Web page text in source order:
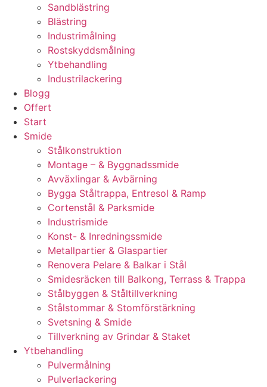
Sandblästring
Blästring
Industrimålning
Rostskyddsmålning
Ytbehandling
Industrilackering
Blogg
Offert
Start
Smide
Stålkonstruktion
Montage – & Byggnadssmide
Avväxlingar & Avbärning
Bygga Ståltrappa, Entresol & Ramp
Cortenstål & Parksmide
Industrismide
Konst- & Inredningssmide
Metallpartier & Glaspartier
Renovera Pelare & Balkar i Stål
Smidesräcken till Balkong, Terrass & Trappa
Stålbyggen & Ståltillverkning
Stålstommar & Stomförstärkning
Svetsning & Smide
Tillverkning av Grindar & Staket
Ytbehandling
Pulvermålning
Pulverlackering